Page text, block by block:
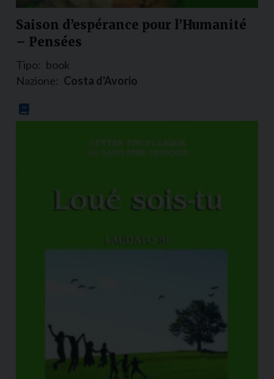
Saison d’espérance pour l’Humanité
– Pensées
Tipo: book
Nazione: Costa d'Avorio